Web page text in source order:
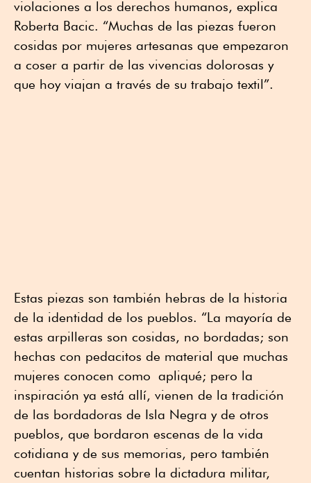
violaciones a los derechos humanos, explica
Roberta Bacic. “Muchas de las piezas fueron
cosidas por mujeres artesanas que empezaron
a coser a partir de las vivencias dolorosas y
que hoy viajan a través de su trabajo textil”.
Estas piezas son también hebras de la historia
de la identidad de los pueblos. “La mayoría de
estas arpilleras son cosidas, no bordadas; son
hechas con pedacitos de material que muchas
mujeres conocen como apliqué; pero la
inspiración ya está allí, vienen de la tradición
de las bordadoras de Isla Negra y de otros
pueblos, que bordaron escenas de la vida
cotidiana y de sus memorias, pero también
cuentan historias sobre la dictadura militar,